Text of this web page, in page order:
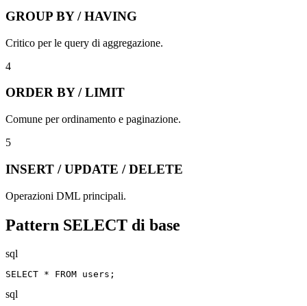
GROUP BY / HAVING
Critico per le query di aggregazione.
4
ORDER BY / LIMIT
Comune per ordinamento e paginazione.
5
INSERT / UPDATE / DELETE
Operazioni DML principali.
Pattern SELECT di base
sql
SELECT * FROM users;
sql